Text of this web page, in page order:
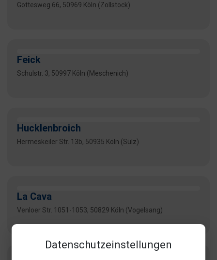
Datenschutzeinstellungen
Gottesweg 66, 50969 Köln (Zollstock)
Feick
Schulstr. 3, 50997 Köln (Meschenich)
Hucklenbroich
Hermeskeiler Str. 13b, 50935 Köln (Sülz)
La Cava
Venloer Str. 1051-1053, 50829 Köln (Vogelsang)